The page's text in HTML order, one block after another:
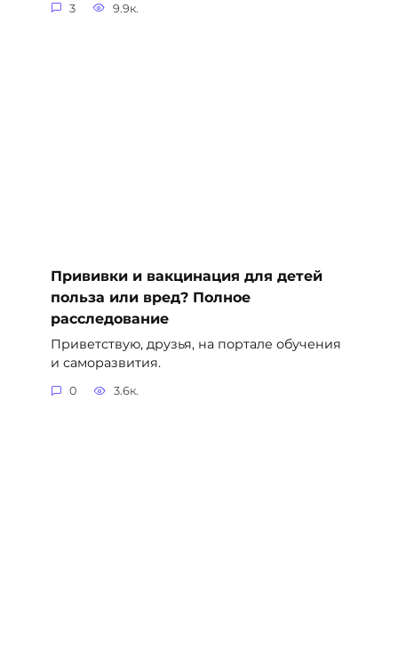
3 9.9к.
Прививки и вакцинация для детей
польза или вред? Полное
расследование
Приветствую, друзья, на портале обучения
и саморазвития.
0 3.6к.